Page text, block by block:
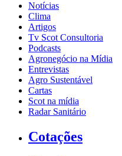
Notícias
Clima
Artigos
Tv Scot Consultoria
Podcasts
Agronegócio na Mídia
Entrevistas
Agro Sustentável
Cartas
Scot na mídia
Radar Sanitário
Cotações